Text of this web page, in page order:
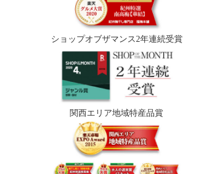
ショップオブザマンス2年連続受賞
関西エリア地域特産品賞